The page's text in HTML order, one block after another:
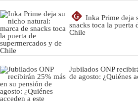
G
Inka Prime deja
snacks toca la puerta
Chile
Jubilados ONP
de agosto: ¿Quiénes